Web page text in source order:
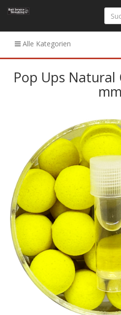
Alle Kategorien
Pop Ups Natural
mm